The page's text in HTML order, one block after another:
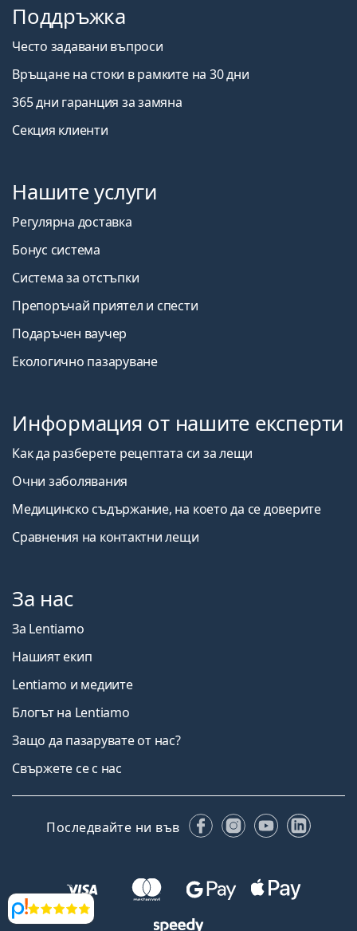
Прегледи
Поддръжка
Често задавани въпроси
Връщане на стоки в рамките на 30 дни
365 дни гаранция за замяна
Секция клиенти
Нашите услуги
Регулярна доставка
Бонус система
Система за отстъпки
Препоръчай приятел и спести
Подаръчен ваучер
Екологично пазаруване
Информация от нашите експерти
Как да разберете рецептата си за лещи
Очни заболявания
Медицинско съдържание, на което да се доверите
Сравнения на контактни лещи
За нас
За Lentiamo
Нашият екип
Lentiamo и медиите
Блогът на Lentiamo
Защо да пазарувате от нас?
Свържете се с нас
Последвайте ни във FacebookInstagram
YouTube